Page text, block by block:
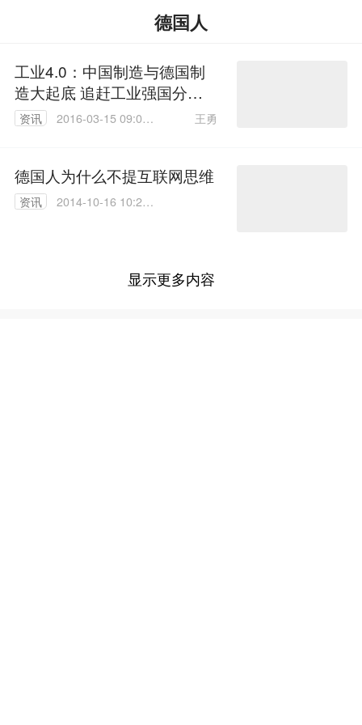
德国人
工业4.0：中国制造与德国制
造大起底 追赶工业强国分几
步？
资讯
2016-03-15 09:00:
王勇
德国人为什么不提互联网思维
资讯
2014-10-16 10:27:
显示更多内容